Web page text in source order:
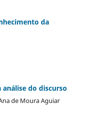
da
do discurso
de Moura Aguiar